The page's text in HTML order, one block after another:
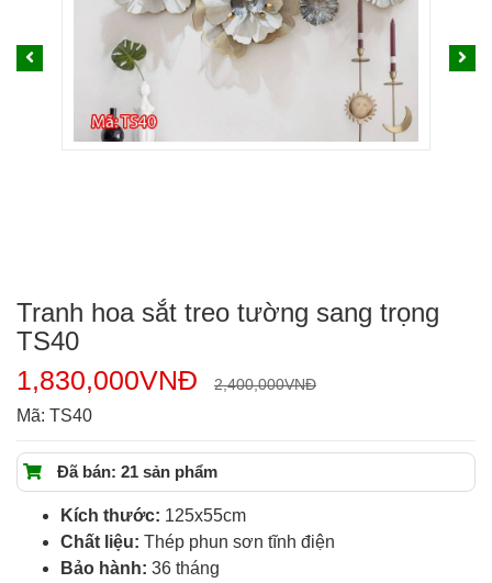
Tranh hoa sắt treo tường sang trọng
TS40
2,400,000VNĐ
1,830,000VNĐ
Mã: TS40
Đã bán: 21 sản phẩm
Kích thước: 125x55cm
Chất liệu: Thép phun sơn tĩnh điện
Bảo hành: 36 tháng